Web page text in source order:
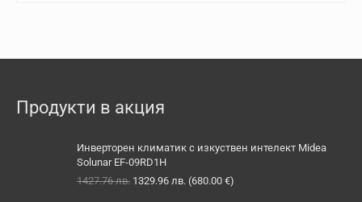
Продукти в акция
Инверторен климатик с изкуствен интелект Midea
Solunar EF-09RD1H
1427.76лв. Original
1329.96 лв. Текущата
(680.00 €)